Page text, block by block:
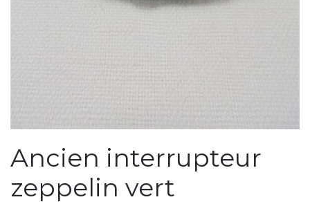
Ancien interrupteur
zeppelin vert